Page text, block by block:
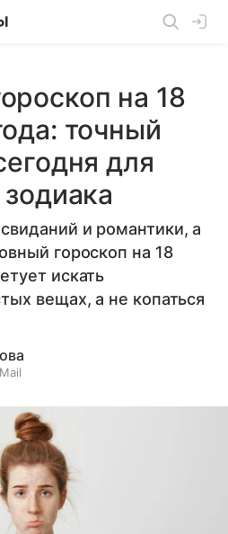
на 18
точный
для
и романтики, а
гороскоп на 18
искать
вещах, а не копаться